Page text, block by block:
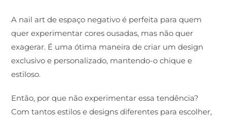
A nail art de espaço negativo é perfeita para quem
quer experimentar cores ousadas, mas não quer
exagerar. É uma ótima maneira de criar um design
exclusivo e personalizado, mantendo-o chique e
estiloso.
Então, por que não experimentar essa tendência?
Com tantos estilos e designs diferentes para escolher,